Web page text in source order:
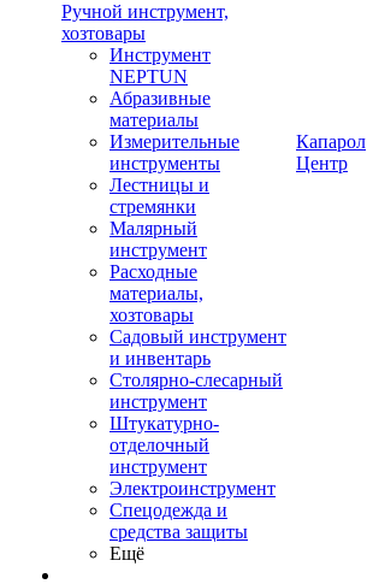
Ручной инструмент,
хозтовары
Инструмент
NEPTUN
Абразивные
материалы
Измерительные
инструменты
Лестницы и
стремянки
Малярный
инструмент
Расходные
материалы,
хозтовары
Садовый инструмент
и инвентарь
Столярно-слесарный
инструмент
Штукатурно-
отделочный
инструмент
Электроинструмент
Спецодежда и
средства защиты
Ещё
Капарол
Центр